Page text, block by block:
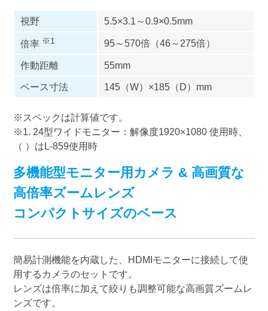
視野 5.5×3.1～0.9×0.5mm
倍率 ※1 95～570倍（46～275倍）
作動距離
55mm
ベース寸法
145（W）×185（D）mm
※スペックは計算値です。
※1. 24型ワイドモニター：解像度1920×1080 使用時、
（ ）はL-859使用時
多機能型モニター用カメラ & 高画質な
高倍率ズームレンズ
コンパクトサイズのベース
簡易計測機能を内蔵した、HDMIモニターに接続して使
用するカメラのセットです。
レンズは倍率に加えて絞りも調整可能な高画質ズームレ
ンズです。